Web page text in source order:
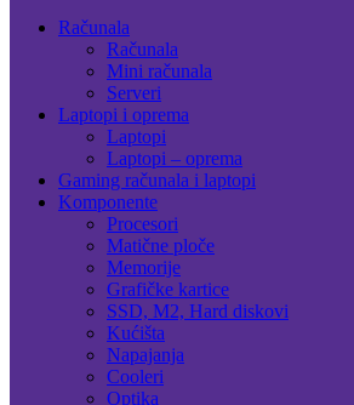
Računala
Računala
Mini računala
Serveri
Laptopi i oprema
Laptopi
Laptopi – oprema
Gaming računala i laptopi
Komponente
Procesori
Matične ploče
Memorije
Grafičke kartice
SSD, M2, Hard diskovi
Kućišta
Napajanja
Cooleri
Optika